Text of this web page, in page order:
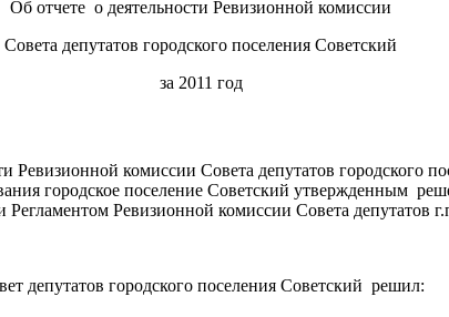
Об отчете о деятельности Ревизионной комиссии
Совета депутатов городского поселения Советский
за 2011 год
Ревизионной комиссии Совета депутатов городского
городское поселение Советский утвержденным
Регламентом Ревизионной комиссии Совета депутатов
депутатов городского поселения Советский решил: